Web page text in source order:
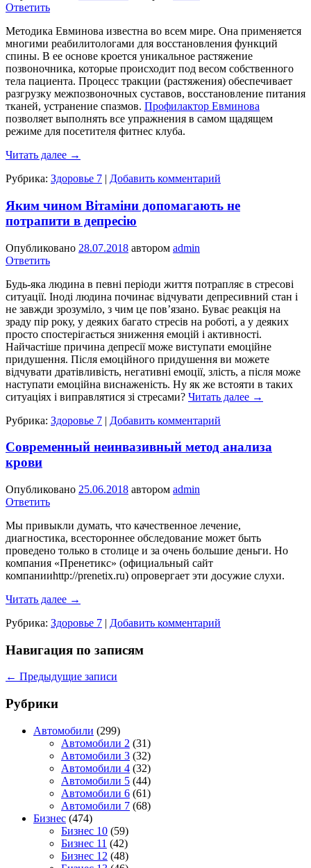
Ответить
Методика Евминова известна во всем мире. Она применяется
многими реабилитологами для восстановления функций
спины. В ее основе кроется уникальное растяжение
позвоночника, которые происходит под весом собственного
тела пациента. Процесс тракции (растяжения) обеспечивает
разгрузку межпозвоночных суставов, восстановление питания
тканей, устранение спазмов. Профилактор Евминова
позволяет выполнять все упражнения в самом щадящем
режиме для посетителя фитнес клуба.
Читать далее →
Рубрика: Здоровье 7 | Добавить комментарий
Яким чином Вітаміни допомагають не
потрапити в депресію
Опубликовано 28.07.2018 автором admin
Ответить
Будь-яка людина в певні періоди життя потрапляє в стресові
ситуації. Іноді людина починає відчувати депресивний стан і
не завжди зрозуміло, з чим це пов’язано. Буває реакція на
зраду пір року, у деяких багато стресів на роботі, а у деяких
просто спостерігається зниження емоцій і активності.
Найчастіше причина депресії може виступати емоційне
придушення. Після емоційного придушення ви можете
відчувати дратівливість, негативні емоції, злість, а після може
наступати емоційна виснаженість. Ну як же встояти в таких
ситуаціях і виправлятися зі стресами? Читать далее →
Рубрика: Здоровье 7 | Добавить комментарий
Современный неинвазивный метод анализа
крови
Опубликовано 25.06.2018 автором admin
Ответить
Мы привыкли думать, что качественное лечение,
диагностика, всестороннее обследование может быть
проведено только в столице и за очень большие деньги. Но
компания «Пренетикс» (официальный сайт
компанииhttp://prenetix.ru) опровергает эти досужие слухи.
Читать далее →
Рубрика: Здоровье 7 | Добавить комментарий
Навигация по записям
← Предыдущие записи
Рубрики
Автомобили (299)
Автомобили 2 (31)
Автомобили 3 (32)
Автомобили 4 (32)
Автомобили 5 (44)
Автомобили 6 (61)
Автомобили 7 (68)
Бизнес (474)
Бизнес 10 (59)
Бизнес 11 (42)
Бизнес 12 (48)